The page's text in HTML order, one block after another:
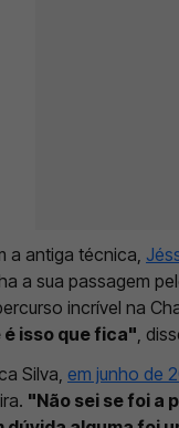
a antiga técnica,
a sua passagem
incrível na
isso que fica" ,
Silva, em junho de
"Não sei se foi a